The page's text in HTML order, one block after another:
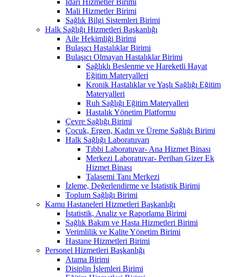
Mali Hizmetler Birimi
Sağlık Bilgi Sistemleri Birimi
Halk Sağlığı Hizmetleri Başkanlığı
Aile Hekimliği Birimi
Bulaşıcı Hastalıklar Birimi
Bulaşıcı Olmayan Hastalıklar Birimi
Sağlıklı Beslenme ve Hareketli Hayat
Eğitim Materyalleri
Kronik Hastalıklar ve Yaşlı Sağlığı Eğitim
Materyalleri
Ruh Sağlığı Eğitim Materyalleri
Hastalık Yönetim Platformu
Çevre Sağlığı Birimi
Çocuk, Ergen, Kadın ve Üreme Sağlığı Birimi
Halk Sağlığı Laboratuvarı
Tıbbi Laboratuvar- Ana Hizmet Binası
Merkezi Laboratuvar- Perihan Gizer Ek
Hizmet Binası
Talasemi Tanı Merkezi
İzleme, Değerlendirme ve İstatistik Birimi
Toplum Sağlığı Birimi
Kamu Hastaneleri Hizmetleri Başkanlığı
İstatistik, Analiz ve Raporlama Birimi
Sağlık Bakım ve Hasta Hizmetleri Birimi
Verimlilik ve Kalite Yönetim Birimi
Hastane Hizmetleri Birimi
Personel Hizmetleri Başkanlığı
Atama Birimi
Disiplin İşlemleri Birimi